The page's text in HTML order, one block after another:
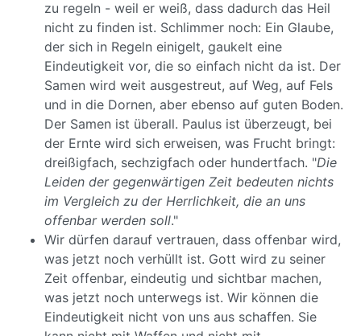
zu regeln - weil er weiß, dass dadurch das Heil
nicht zu finden ist. Schlimmer noch: Ein Glaube,
der sich in Regeln einigelt, gaukelt eine
Eindeutigkeit vor, die so einfach nicht da ist. Der
Samen wird weit ausgestreut, auf Weg, auf Fels
und in die Dornen, aber ebenso auf guten Boden.
Der Samen ist überall. Paulus ist überzeugt, bei
der Ernte wird sich erweisen, was Frucht bringt:
dreißigfach, sechzigfach oder hundertfach. "Die
Leiden der gegenwärtigen Zeit bedeuten nichts
im Vergleich zu der Herrlichkeit, die an uns
offenbar werden soll."
Wir dürfen darauf vertrauen, dass offenbar wird,
was jetzt noch verhüllt ist. Gott wird zu seiner
Zeit offenbar, eindeutig und sichtbar machen,
was jetzt noch unterwegs ist. Wir können die
Eindeutigkeit nicht von uns aus schaffen. Sie